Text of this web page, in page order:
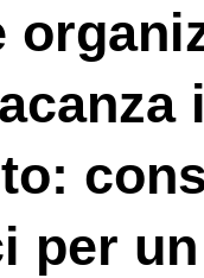
per un